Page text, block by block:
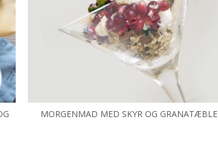
MORGENMAD MED SKYR OG GRANATÆBLE